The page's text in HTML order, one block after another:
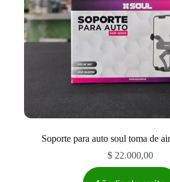
Soporte para auto soul toma de
$ 22.000,00